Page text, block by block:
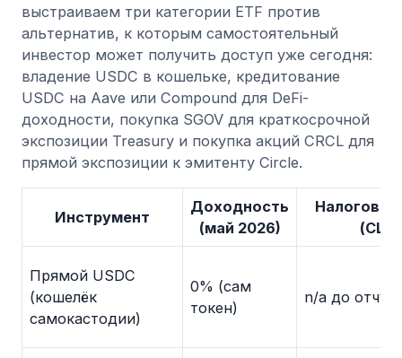
выстраиваем три категории ETF против
альтернатив, к которым самостоятельный
инвестор может получить доступ уже сегодня:
владение USDC в кошельке, кредитование
USDC на Aave или Compound для DeFi-
доходности, покупка SGOV для краткосрочной
экспозиции Treasury и покупка акций CRCL для
прямой экспозиции к эмитенту Circle.
Инструмент
Доходность
(май 2026)
Прямой USDC
(кошелёк
самокастодии)
0% (сам
токен)
n/a до